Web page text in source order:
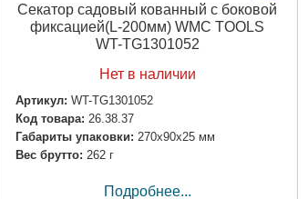
Секатор садовый кованный с боковой
фиксацией(L-200мм) WMC TOOLS
WT-TG1301052
Нет в наличии
Артикул: WT-TG1301052
Код товара: 26.38.37
Габариты упаковки: 270x90x25 мм
Вес брутто: 262 г
Подробнее...